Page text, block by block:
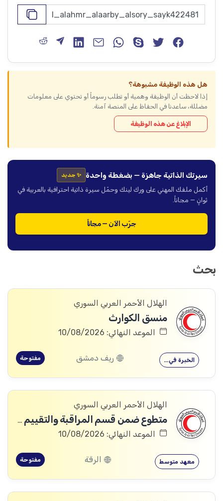
هل هذه الوظيفة مشبوهة؟
إذا لاحظت أن الوظيفة وهمية أو تطلب رسوماً أو تحتوي على معلومات
مضللة، ساعدنا في الحفاظ على المنصة آمنة.
الإبلاغ عن هذه الوظيفة
سيرتك الذاتية جاهزة — بضغطة واحدة ✨ جديد
أكمل ملفك المهني على ورك لينك وحمّل سيرة ذاتية احترافية بالعربية في
ثوانٍ — مجاناً.
جرّب الآن — مجاناً
بحث
الهلال الأحمر العربي السوري
منسق الكوارث
الموعد النهائي: 10/08/2026
الخبرة في… ريف دمشق مفتوحة
الهلال الأحمر العربي السوري
متطوع ضمن قسم المراقبة والتقييم والتعلم (MEAL)
الموعد النهائي: 10/08/2026
معهد متوسط الرقة مفتوحة